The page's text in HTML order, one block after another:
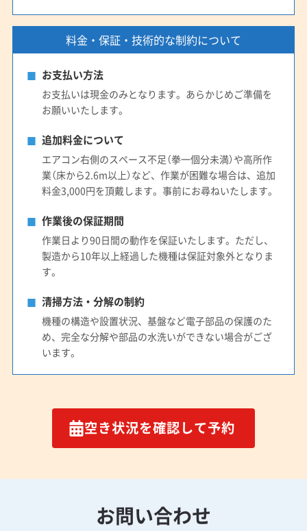
料金・保証・技術的な制約について
お支払い方法
お支払いは現金のみとなります。あらかじめご準備を
お願いいたします。
追加料金について
エアコン右側のスペース不足（拳一個分未満）や高所作
業（床から2.6m以上）など、作業が困難な場合は、追加
料金3,000円を頂戴します。事前にお尋ねいたします。
作業後の保証期間
作業日より90日間の動作を保証いたします。ただし、
製造から10年以上経過した機種は保証対象外となりま
す。
清掃方法・分解の制約
機種の構造や設置状況、基盤など電子部品の保護のた
め、完全な分解や部品の水洗いができない場合がござ
います。
空き状況を確認して予約
お問い合わせ